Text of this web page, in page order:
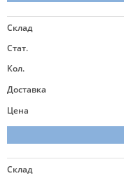
Склад
Стат.
Кол.
Доставка
Цена
Склад